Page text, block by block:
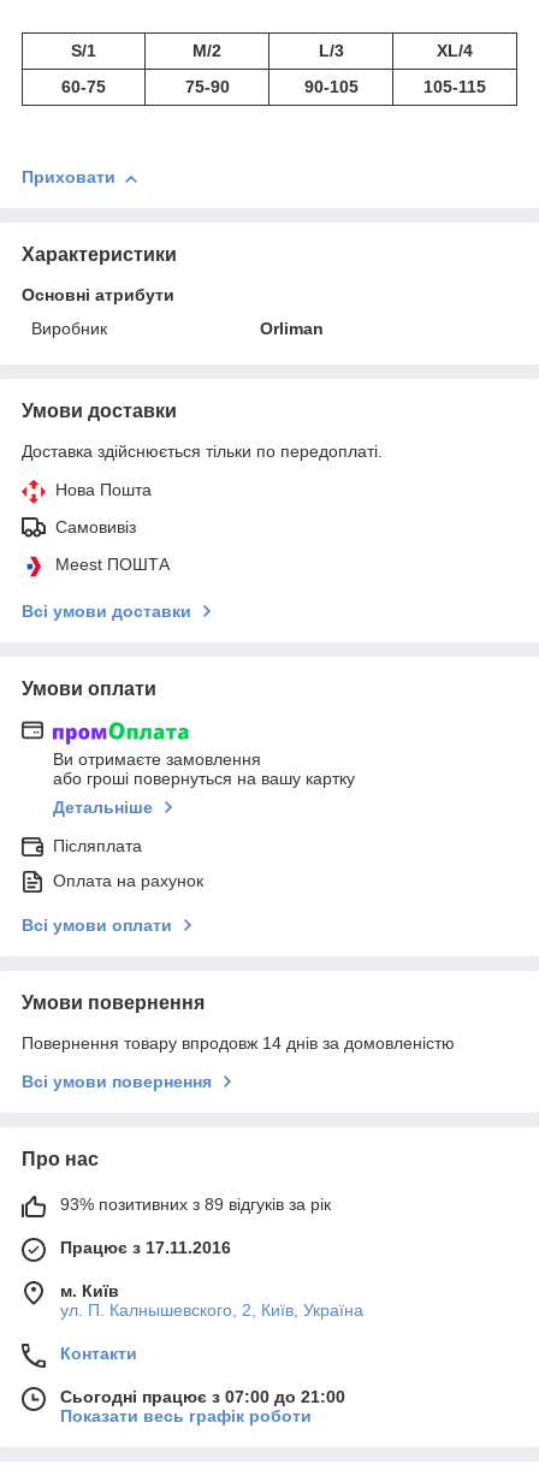
S/1 M/2 L/3
XL/4
60-75
75-90 90-105 105-115
Приховати
Характеристики
Основні атрибути
Виробник
Orliman
Умови доставки
Доставка здійснюється тільки по передоплаті.
Нова Пошта
Самовивіз
Meest ПОШТА
Всі умови доставки
Умови оплати
Ви отримаєте замовлення
або гроші повернуться на вашу картку
Детальніше
Післяплата
Оплата на рахунок
Всі умови оплати
Умови повернення
Повернення товару впродовж 14 днів за домовленістю
Всі умови повернення
Про нас
93% позитивних з 89 відгуків за рік
Працює з 17.11.2016
м. Київ
ул. П. Калнышевского, 2, Київ, Україна
Контакти
Сьогодні працює з 07:00 до 21:00
Показати весь графік роботи